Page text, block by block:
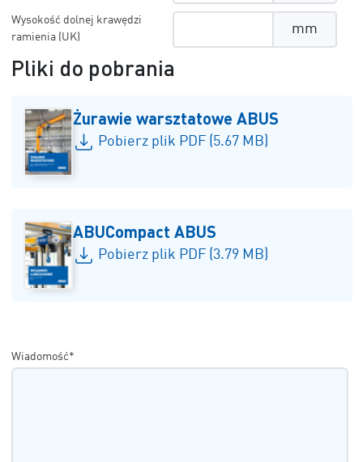
Wysokość dolnej krawędzi
ramienia (UK)
mm
Pliki do pobrania
Żurawie warsztatowe ABUS
Pobierz plik PDF (5.67 MB)
ABUCompact ABUS
Pobierz plik PDF (3.79 MB)
Wiadomość*